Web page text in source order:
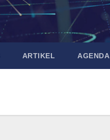
ARTIKEL AGENDA